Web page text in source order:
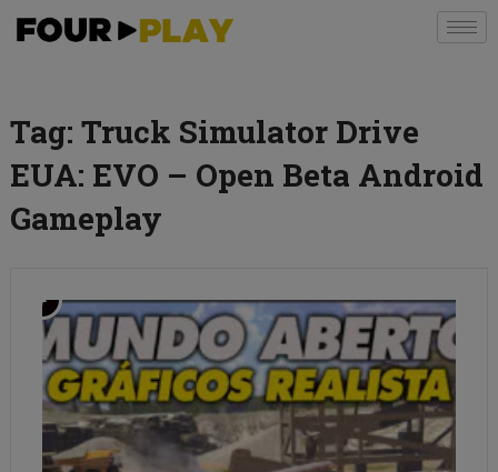
Tag: Truck Simulator Drive
EUA: EVO – Open Beta Android
Gameplay